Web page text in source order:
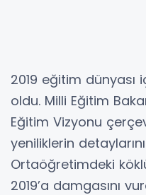
2019 eğitim dünyası
oldu. Milli Eğitim
Eğitim Vizyonu
yeniliklerin
Ortaöğretimdeki
2019’a damgasını